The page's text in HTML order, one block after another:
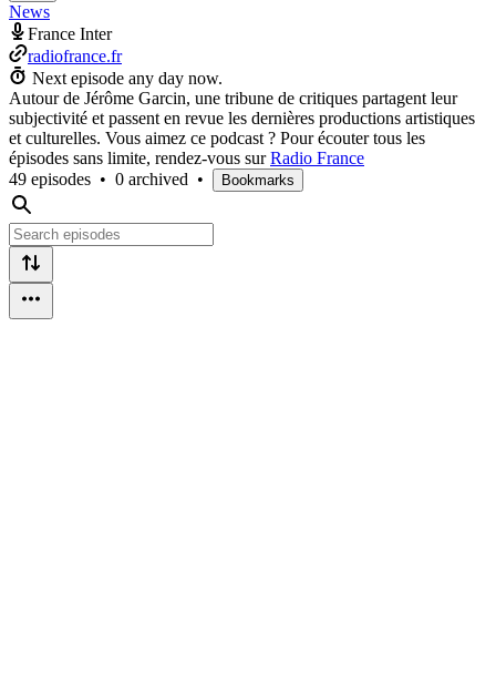
News
France Inter
radiofrance.fr
Next episode any day now.
Autour de Jérôme Garcin, une tribune de critiques partagent leur
subjectivité et passent en revue les dernières productions artistiques
et culturelles. Vous aimez ce podcast ? Pour écouter tous les
épisodes sans limite, rendez-vous surRadio France
49 episodes • 0 archived • Bookmarks